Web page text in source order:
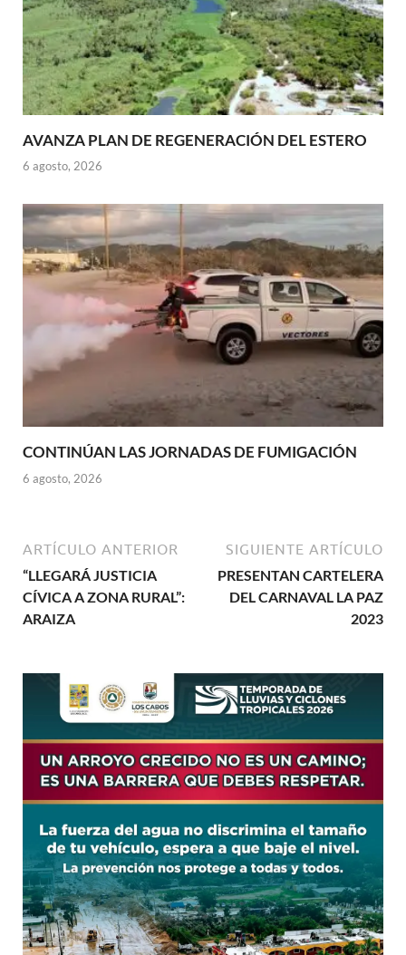
AVANZA PLAN DE REGENERACIÓN DEL ESTERO
6 agosto, 2026
CONTINÚAN LAS JORNADAS DE FUMIGACIÓN
6 agosto, 2026
ARTÍCULO ANTERIOR
“LLEGARÁ JUSTICIA
CÍVICA A ZONA RURAL”:
ARAIZA
SIGUIENTE ARTÍCULO
PRESENTAN CARTELERA
DEL CARNAVAL LA PAZ
2023